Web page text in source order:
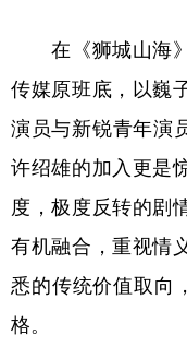
在《狮城山海》
传媒原班底，以巍
演员与新锐青年演
许绍雄的加入更是
度，极度反转的剧
有机融合，重视情
悉的传统价值取向
格。